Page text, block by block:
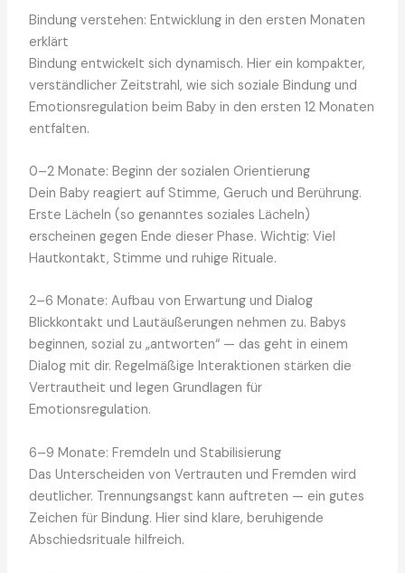
Bindung verstehen: Entwicklung in den ersten Monaten
erklärt
Bindung entwickelt sich dynamisch. Hier ein kompakter,
verständlicher Zeitstrahl, wie sich soziale Bindung und
Emotionsregulation beim Baby in den ersten 12 Monaten
entfalten.
0–2 Monate: Beginn der sozialen Orientierung
Dein Baby reagiert auf Stimme, Geruch und Berührung.
Erste Lächeln (so genanntes soziales Lächeln)
erscheinen gegen Ende dieser Phase. Wichtig: Viel
Hautkontakt, Stimme und ruhige Rituale.
2–6 Monate: Aufbau von Erwartung und Dialog
Blickkontakt und Lautäußerungen nehmen zu. Babys
beginnen, sozial zu „antworten“ — das geht in einem
Dialog mit dir. Regelmäßige Interaktionen stärken die
Vertrautheit und legen Grundlagen für
Emotionsregulation.
6–9 Monate: Fremdeln und Stabilisierung
Das Unterscheiden von Vertrauten und Fremden wird
deutlicher. Trennungsangst kann auftreten — ein gutes
Zeichen für Bindung. Hier sind klare, beruhigende
Abschiedsrituale hilfreich.